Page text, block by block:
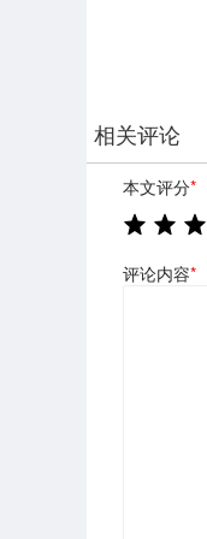
相关评论
本文评分*
评论内容*